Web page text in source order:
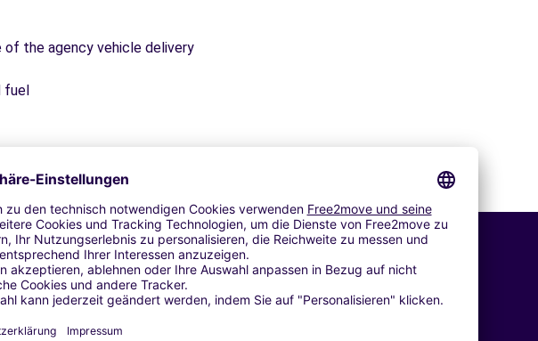
the agency vehicle delivery
fuel
Ähnliche Agenturen